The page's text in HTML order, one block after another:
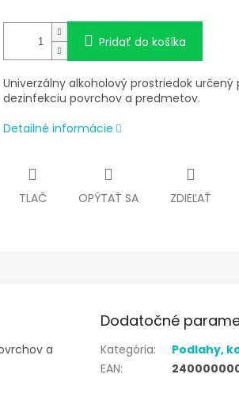
Pridať do košíka
Univerzálny alkoholový prostriedok určený
dezinfekciu povrchov a predmetov.
Detailné informácie
TLAČ OPÝTAŤ SA ZDIEĽAŤ
a
Dodatočné
Kategória:
Podlahy,
EAN: